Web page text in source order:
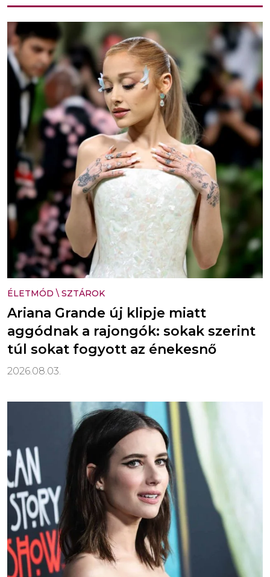
ÉLETMÓD \ SZTÁROK
Ariana Grande új klipje miatt
aggódnak a rajongók: sokak szerint
túl sokat fogyott az énekesnő
2026.08.03.